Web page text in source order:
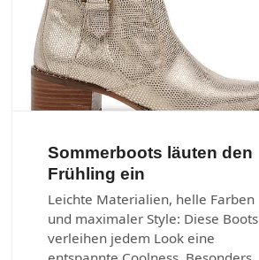
Sommerboots läuten den
Frühling ein
Leichte Materialien, helle Farben
und maximaler Style: Diese Boots
verleihen jedem Look eine